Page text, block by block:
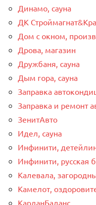
Динамо, сауна
ДК
Дом с окном,
Дрова, магазин
Дружбаня, сауна
Дым гора, сауна
Заправка
Заправка и ремонт
ЗенитАвто
Идел, сауна
Инфинити,
Инфинити, русская
Калевала,
Камелот,
КарданБаланс